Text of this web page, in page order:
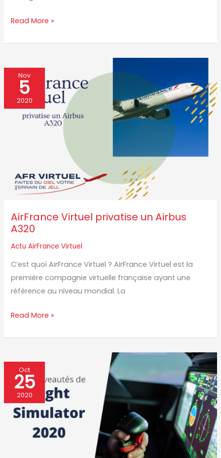
Read More »
Nov
5
2020
AirFrance Virtuel privatise un Airbus
A320
Actu AirFrance Virtuel
C’est quoi AirFrance Virtuel ? AirFrance Virtuel est la
première compagnie virtuelle française ayant une
référence au niveau mondial. La
AirFrance
Virtuel
privatise
Read More »
Oct
25
2020
Les
premiers
retours
du
nouvel